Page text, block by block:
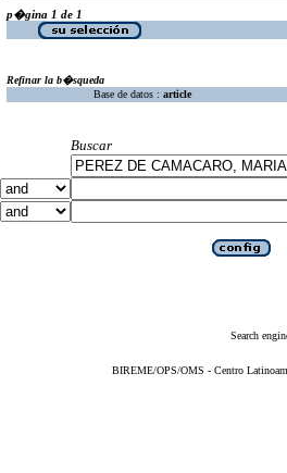
p�gina 1 de 1
Refinar la b�squeda
Base de datos : article
Buscar
Search
BIREME/OPS/OMS - Centro